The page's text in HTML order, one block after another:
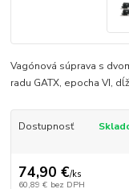
Vagónová súprava s
radu GATX, epocha VI,
Dostupnosť
74,90 €/ks
60,89 € bez DPH